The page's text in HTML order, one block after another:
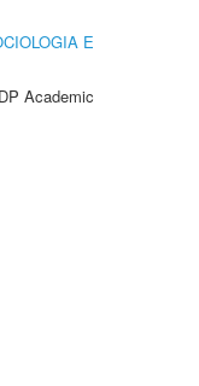
E
Academic